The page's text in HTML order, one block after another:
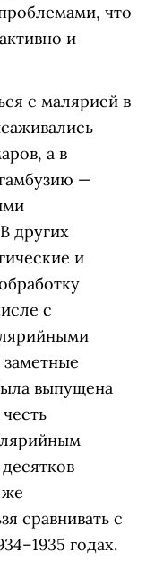
что
и
с малярией в
а в
—
других
и
с
выпущена
же
сравнивать с
годах.